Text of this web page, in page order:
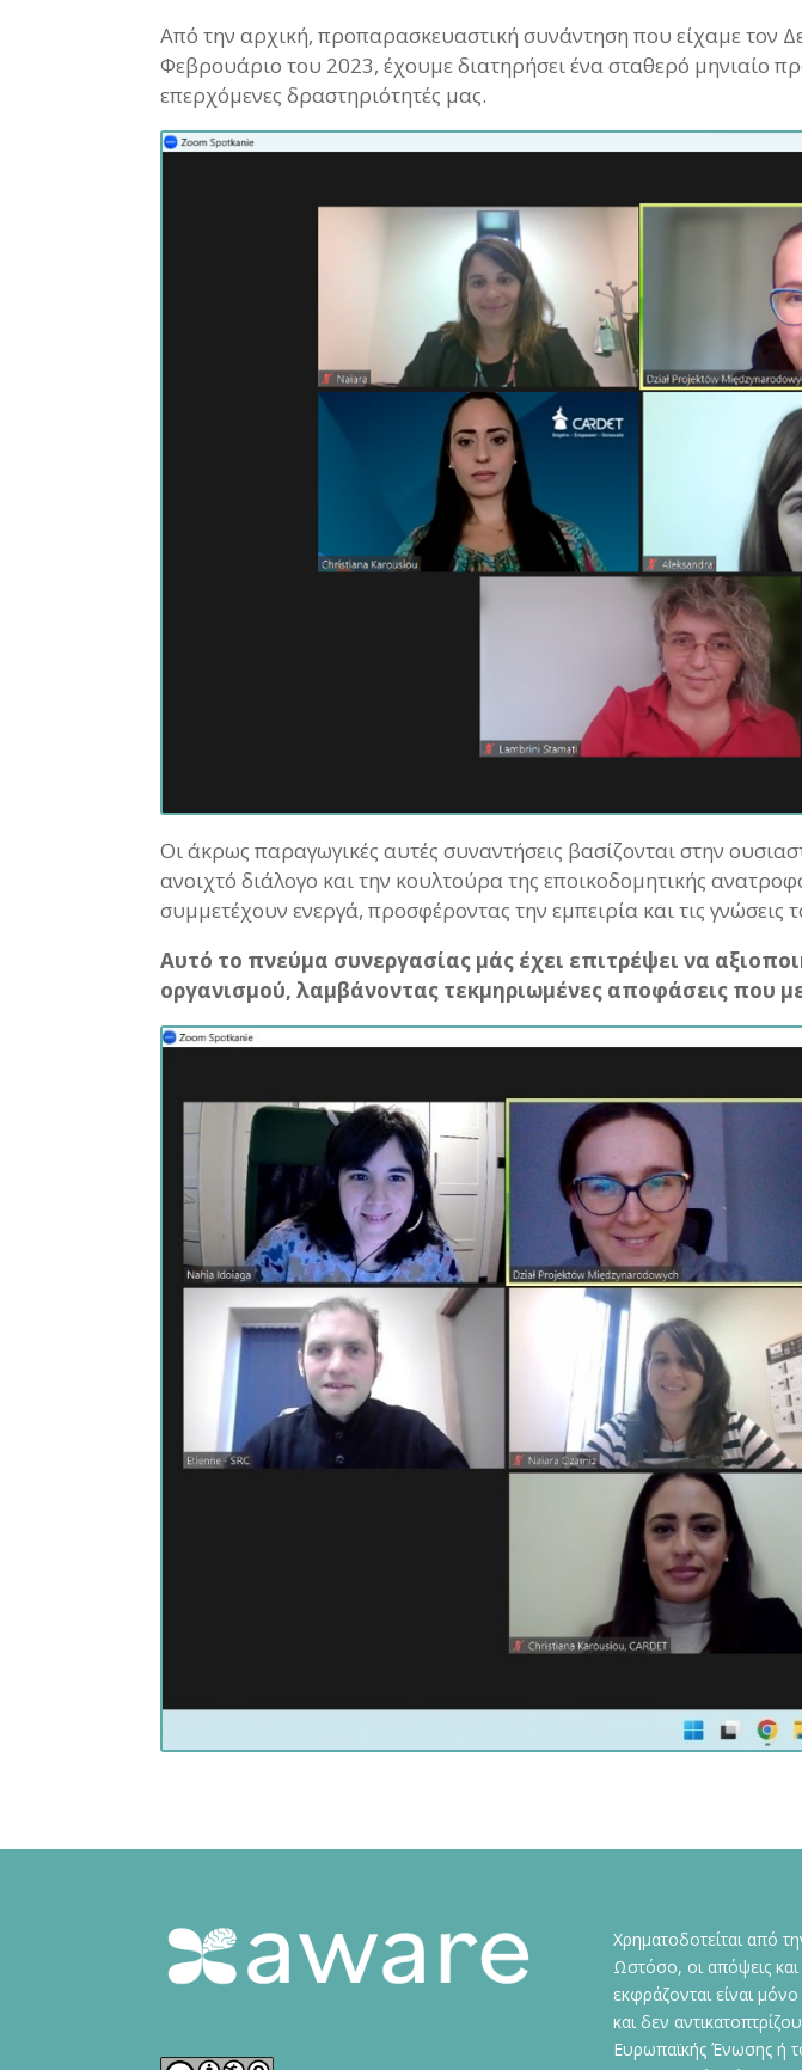
Από την αρχική, προπαρασκευαστική συνάντηση που είχαμε τον
Φεβρουάριο του 2023, έχουμε διατηρήσει ένα σταθερό μηνιαίο
επερχόμενες δραστηριότητές μας.
Οι άκρως παραγωγικές αυτές συναντήσεις βασίζονται στην
ανοιχτό διάλογο και την κουλτούρα της εποικοδομητικής
συμμετέχουν ενεργά, προσφέροντας την εμπειρία και τις γνώσεις
Αυτό το πνεύμα συνεργασίας μάς έχει επιτρέψει να
οργανισμού, λαμβάνοντας τεκμηριωμένες αποφάσεις που
Χρηματοδοτείται από
Ωστόσο, οι απόψεις
εκφράζονται είναι
και δεν
Ευρωπαϊκής Ένωσης ή